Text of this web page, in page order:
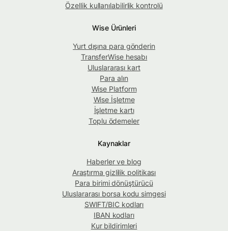
Özellik kullanılabilirlik kontrolü
Wise Ürünleri
Yurt dışına para gönderin
TransferWise hesabı
Uluslararası kart
Para alın
Wise Platform
Wise İşletme
İşletme kartı
Toplu ödemeler
Kaynaklar
Haberler ve blog
Araştırma gizlilik politikası
Para birimi dönüştürücü
Uluslararası borsa kodu simgesi
SWIFT/BIC kodları
IBAN kodları
Kur bildirimleri